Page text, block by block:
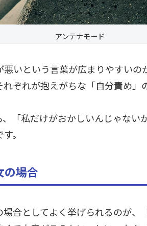
アンテナモード
いという言葉が広まりやすい
ぞれが抱えがちな「自分責め」
「私だけがおかしいんじゃない
。
の場合
合としてよく挙げられるのが